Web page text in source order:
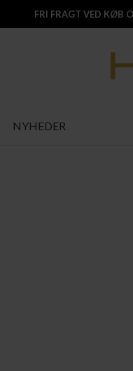
FRI FRAGT VED KØB
NYHEDER